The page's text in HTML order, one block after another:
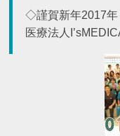
◇謹賀新年2017年
医療法人